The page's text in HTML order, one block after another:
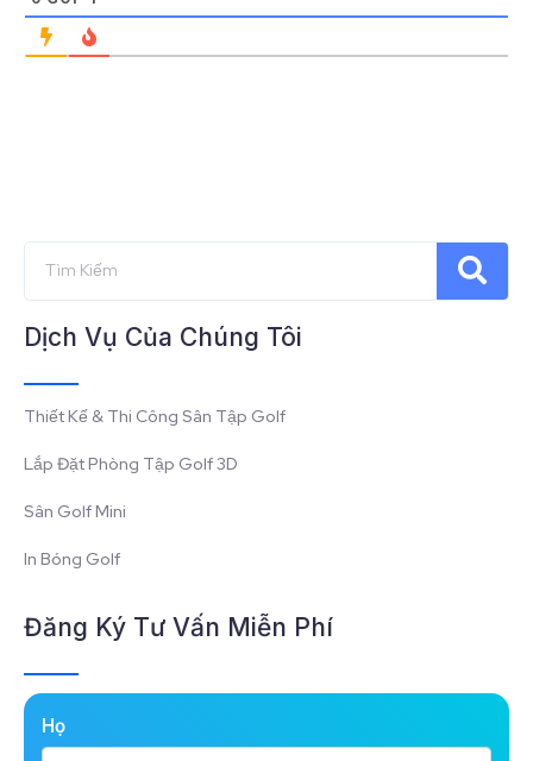
Dịch Vụ Của Chúng Tôi
Thiết Kế & Thi Công Sân Tập Golf
Lắp Đặt Phòng Tập Golf 3D
Sân Golf Mini
In Bóng Golf
Đăng Ký Tư Vấn Miễn Phí
Họ